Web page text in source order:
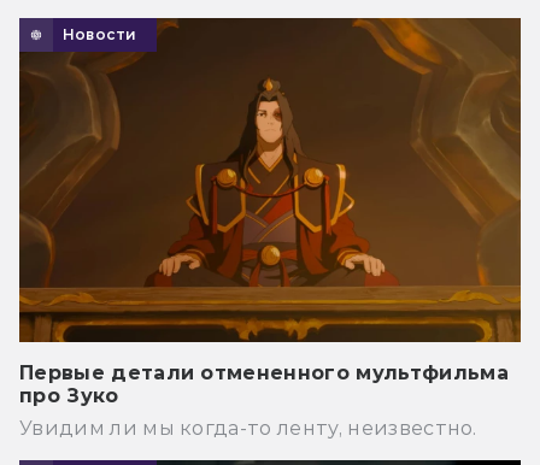
Новости
Первые детали отмененного мультфильма
про Зуко
Увидим ли мы когда-то ленту, неизвестно.